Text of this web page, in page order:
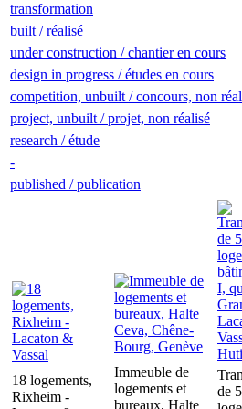
transformation
built / réalisé
under construction / chantier en cours
design in progress / études en cours
competition, unbuilt / concours, non
project, unbuilt / projet, non réalisé
research / étude
-
published / publication
18 logements,
Rixheim -
Immeuble de
logements et
bureaux, Halte
de